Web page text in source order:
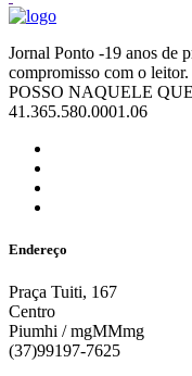
Jornal Ponto -19 anos de
compromisso com o
POSSO NAQUELE
41.365.580.0001.06
Endereço
Praça Tuiti, 167
Centro
Piumhi / mgMMmg
(37)99197-7625